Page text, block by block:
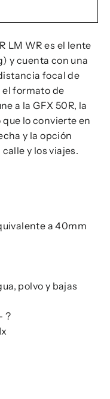
LM WR es el lente
y cuenta con una
focal de
formato de
a la GFX 50R, la
que lo convierte en
y la opción
y los viajes.
a 40mm
polvo y bajas
?